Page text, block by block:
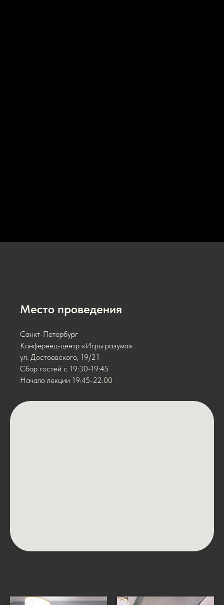
Место проведения
Санкт-Петербург
Конференц-центр «Игры разума»
ул. Достоевского, 19/21
Сбор гостей с 19:30-19:45
Начало лекции 19:45-22:00